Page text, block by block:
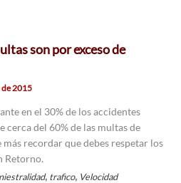
son por exceso de
de 2015
en el 30% de los accidentes
cerca del 60% de las multas de
más recordar que debes respetar los
Retorno.
, trafico, Velocidad